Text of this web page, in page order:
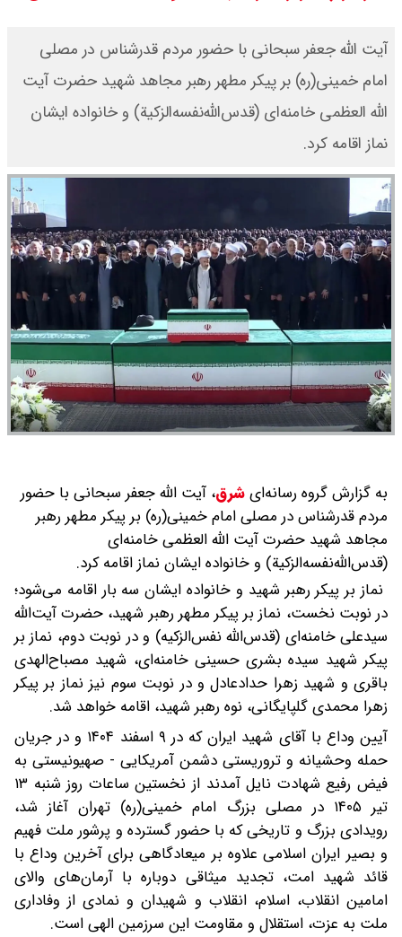
شنبه ۱۷ مرداد ۱۴۰۵ / قیمت دنا چند ؟
+ جدول
پرداخت ۵۰۰ میلیون تومان + لینک
شاخص بورس امروز شنبه ۱۷ مرداد
۱۴۰۵ / شاخص افزایشی شد + تحلیل
آیت الله جعفر سبحانی با حضور مردم قدرشناس در مصلی
امام خمینی(ره) بر پیکر مطهر رهبر مجاهد شهید حضرت آیت
الله العظمی خامنه‌ای (قدس‌الله‌نفسه‌الزکیة) و خانواده ایشان
نماز اقامه کرد.
به گزارش گروه رسانه‌ایشرق، آیت الله جعفر سبحانی با حضور
مردم قدرشناس در مصلی امام خمینی(ره) بر پیکر مطهر رهبر
مجاهد شهید حضرت آیت الله العظمی خامنه‌ای
(قدس‌الله‌نفسه‌الزکیة) و خانواده ایشان نماز اقامه کرد.
نماز بر پیکر رهبر شهید و خانواده ایشان سه بار اقامه می‌شود؛
در نوبت نخست، نماز بر پیکر مطهر رهبر شهید، حضرت آیت‌الله
سیدعلی خامنه‌ای (قدس‌الله نفس‌الزکیه) و در نوبت دوم، نماز بر
پیکر شهید سیده بشری حسینی خامنه‌ای، شهید مصباح‌الهدی
باقری و شهید زهرا حدادعادل و در نوبت سوم نیز نماز بر پیکر
زهرا محمدی گلپایگانی، نوه رهبر شهید، اقامه خواهد شد.
آیین وداع با آقای شهید ایران که در ۹ اسفند ۱۴۰۴ و در جریان
حمله وحشیانه و تروریستی دشمن آمریکایی - صهیونیستی به
فیض رفیع شهادت نایل آمدند از نخستین ساعات روز شنبه ۱۳
تیر ۱۴۰۵ در مصلی بزرگ امام خمینی(ره) تهران آغاز شد،
رویدادی بزرگ و تاریخی که با حضور گسترده و پرشور ملت فهیم
و بصیر ایران اسلامی علاوه بر میعادگاهی برای آخرین وداع با
قائد شهید امت، تجدید میثاقی دوباره با آرمان‌های والای
امامین انقلاب، اسلام، انقلاب و شهیدان و نمادی از وفاداری
ملت به عزت، استقلال و مقاومت این سرزمین الهی است.